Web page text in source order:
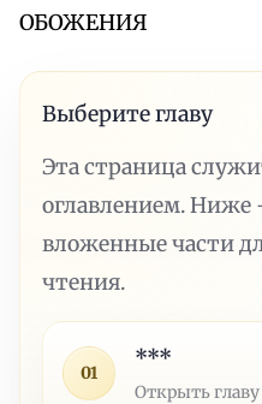
ОБОЖЕНИЯ
Выберите главу
Эта страница
оглавлением.
вложенные части
чтения.
01
***
Открыть главу